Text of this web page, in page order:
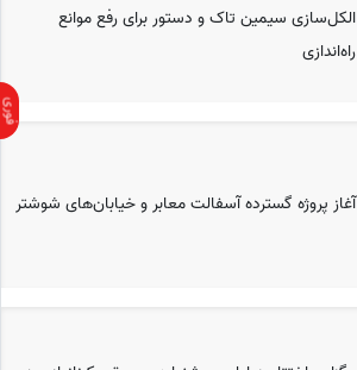
الکل‌سازی سیمین تاک و دستور برای رفع موانع
راه‌اندازی
آغاز پروژه گسترده آسفالت معابر و خیابان‌های شوشتر